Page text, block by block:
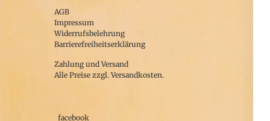
AGB
Impressum
Widerrufsbelehrung
Barrierefreiheitserklärung
Zahlung und Versand
Alle Preise zzgl. Versandkosten.
facebook